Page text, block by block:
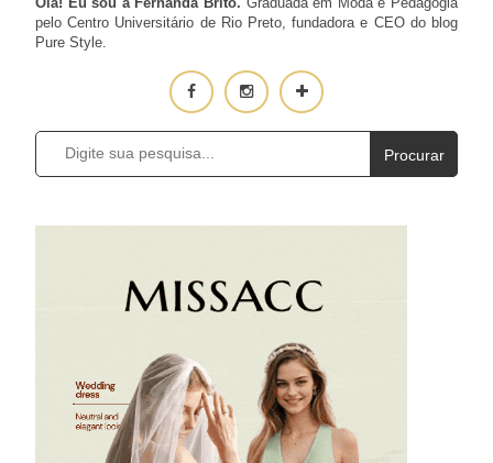
pelo Centro Universitário de Rio Preto, fundadora e CEO do blog
Pure Style.
Procurar